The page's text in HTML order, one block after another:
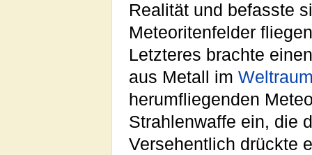
Realität und befasste
Meteoritenfelder
Letzteres brachte
aus Metall im
herumfliegenden
Strahlenwaffe ein, die
Versehentlich drückte